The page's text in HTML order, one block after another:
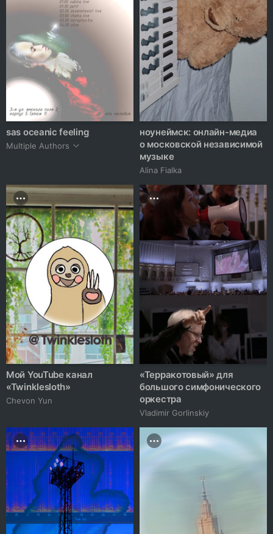
sas oceanic feeling
Multiple Authors
ноунеймск: онлайн-медиа
о московской независимой
музыке
Alina Fialka
Мой YouTube канал
«Twinklesloth»
Chevon Yun
«Терракотовый» для
большого симфонического
оркестра
Vladimir Gorlinskiy